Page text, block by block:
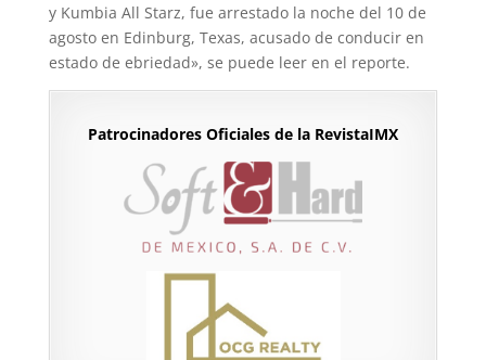
y Kumbia All Starz, fue arrestado la noche del 10 de
agosto en Edinburg, Texas, acusado de conducir en
estado de ebriedad», se puede leer en el reporte.
Patrocinadores Oficiales de la RevistaIMX